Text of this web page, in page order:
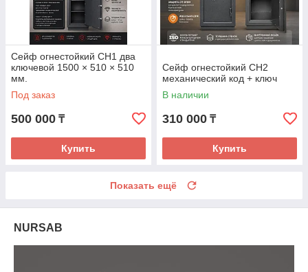
Сейф огнестойкий СН1 два
ключевой 1500 × 510 × 510
мм.
Под заказ
500 000 ₸
Купить
Сейф огнестойкий СН2
механический код + ключ
В наличии
310 000 ₸
Купить
Показать ещё
NURSAB